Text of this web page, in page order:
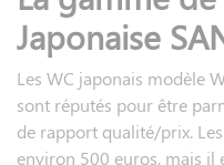
Japonaise
Les WC japonais modèle
sont réputés pour être
de rapport qualité/prix.
environ 500 euros, mais il